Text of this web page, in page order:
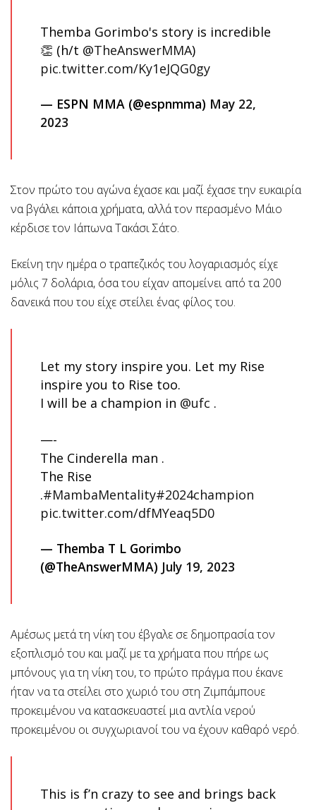
Themba Gorimbo's story is incredible
👏 (h/t @TheAnswerMMA)
pic.twitter.com/Ky1eJQG0gy
— ESPN MMA (@espnmma) May 22,
2023
Στον πρώτο του αγώνα έχασε και μαζί έχασε την ευκαιρία
να βγάλει κάποια χρήματα, αλλά τον περασμένο Μάιο
κέρδισε τον Ιάπωνα Τακάσι Σάτο.
Εκείνη την ημέρα ο τραπεζικός του λογαριασμός είχε
μόλις 7 δολάρια, όσα του είχαν απομείνει από τα 200
δανεικά που του είχε στείλει ένας φίλος του.
Let my story inspire you. Let my Rise
inspire you to Rise too.
I will be a champion in @ufc .
—-
The Cinderella man .
The Rise
.#MambaMentality#2024champion
pic.twitter.com/dfMYeaq5D0
— Themba T L Gorimbo
(@TheAnswerMMA) July 19, 2023
Αμέσως μετά τη νίκη του έβγαλε σε δημοπρασία τον
εξοπλισμό του και μαζί με τα χρήματα που πήρε ως
μπόνους για τη νίκη του, το πρώτο πράγμα που έκανε
ήταν να τα στείλει στο χωριό του στη Ζιμπάμπουε
προκειμένου να κατασκευαστεί μια αντλία νερού
προκειμένου οι συγχωριανοί του να έχουν καθαρό νερό.
This is f’n crazy to see and brings back